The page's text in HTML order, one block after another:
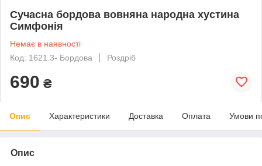
Сучасна бордова вовняна народна хустина
Симфонія
Немає в наявності
Код: 1621.3- Бордова
Роздріб
690 ₴
Опис Характеристики Доставка Оплата Умови
Опис